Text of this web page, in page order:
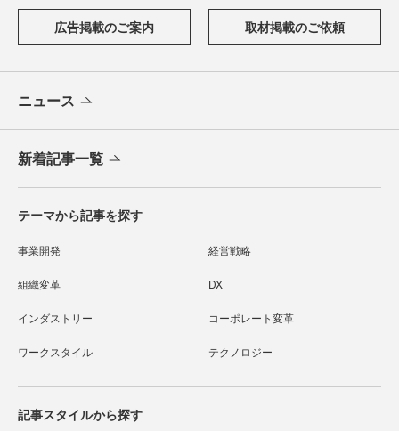
広告掲載のご案内 取材掲載のご依頼
ニュース
新着記事一覧
テーマから記事を探す
事業開発 経営戦略
組織変革 DX
インダストリー コーポレート変革
ワークスタイル テクノロジー
記事スタイルから探す